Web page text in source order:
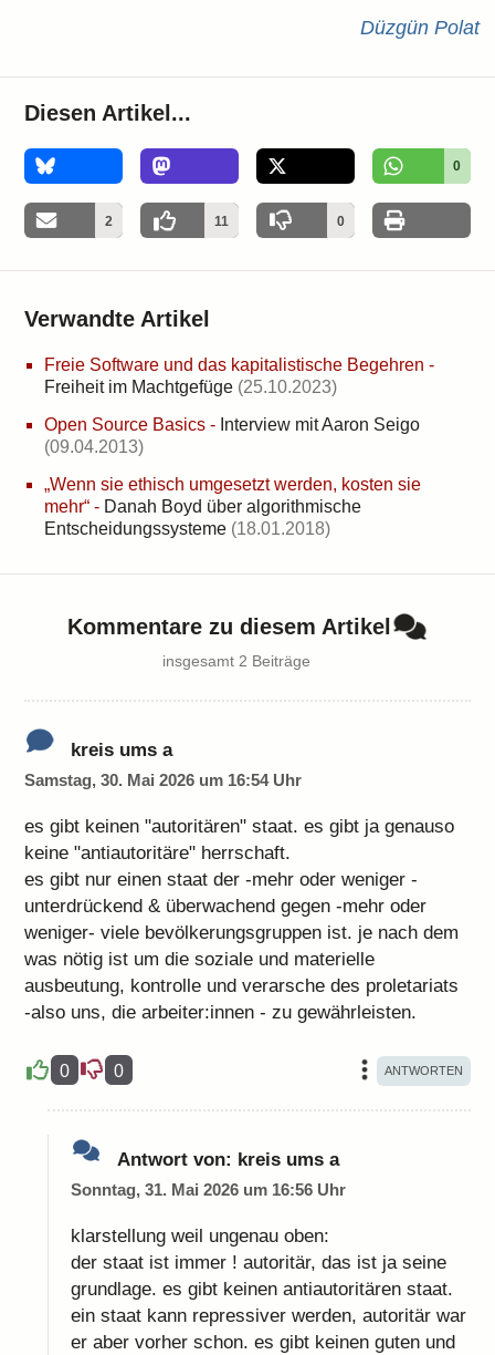
Düzgün Polat
Diesen Artikel...
0
2 11 0
Verwandte Artikel
Freie Software und das kapitalistische Begehren -
Freiheit im Machtgefüge (25.10.2023)
Open Source Basics - Interview mit Aaron Seigo
(09.04.2013)
„Wenn sie ethisch umgesetzt werden, kosten sie
mehr“ - Danah Boyd über algorithmische
Entscheidungssysteme (18.01.2018)
Kommentare zu diesem Artikel
insgesamt 2 Beiträge
kreis ums a
Samstag, 30. Mai 2026 um 16:54 Uhr
es gibt keinen "autoritären" staat. es gibt ja genauso
keine "antiautoritäre" herrschaft.
es gibt nur einen staat der -mehr oder weniger -
unterdrückend & überwachend gegen -mehr oder
weniger- viele bevölkerungsgruppen ist. je nach dem
was nötig ist um die soziale und materielle
ausbeutung, kontrolle und verarsche des proletariats
-also uns, die arbeiter:innen - zu gewährleisten.
0 0
Antwort von: kreis ums a
Sonntag, 31. Mai 2026 um 16:56 Uhr
klarstellung weil ungenau oben:
der staat ist immer ! autoritär, das ist ja seine
grundlage. es gibt keinen antiautoritären staat.
ein staat kann repressiver werden, autoritär war
er aber vorher schon. es gibt keinen guten und